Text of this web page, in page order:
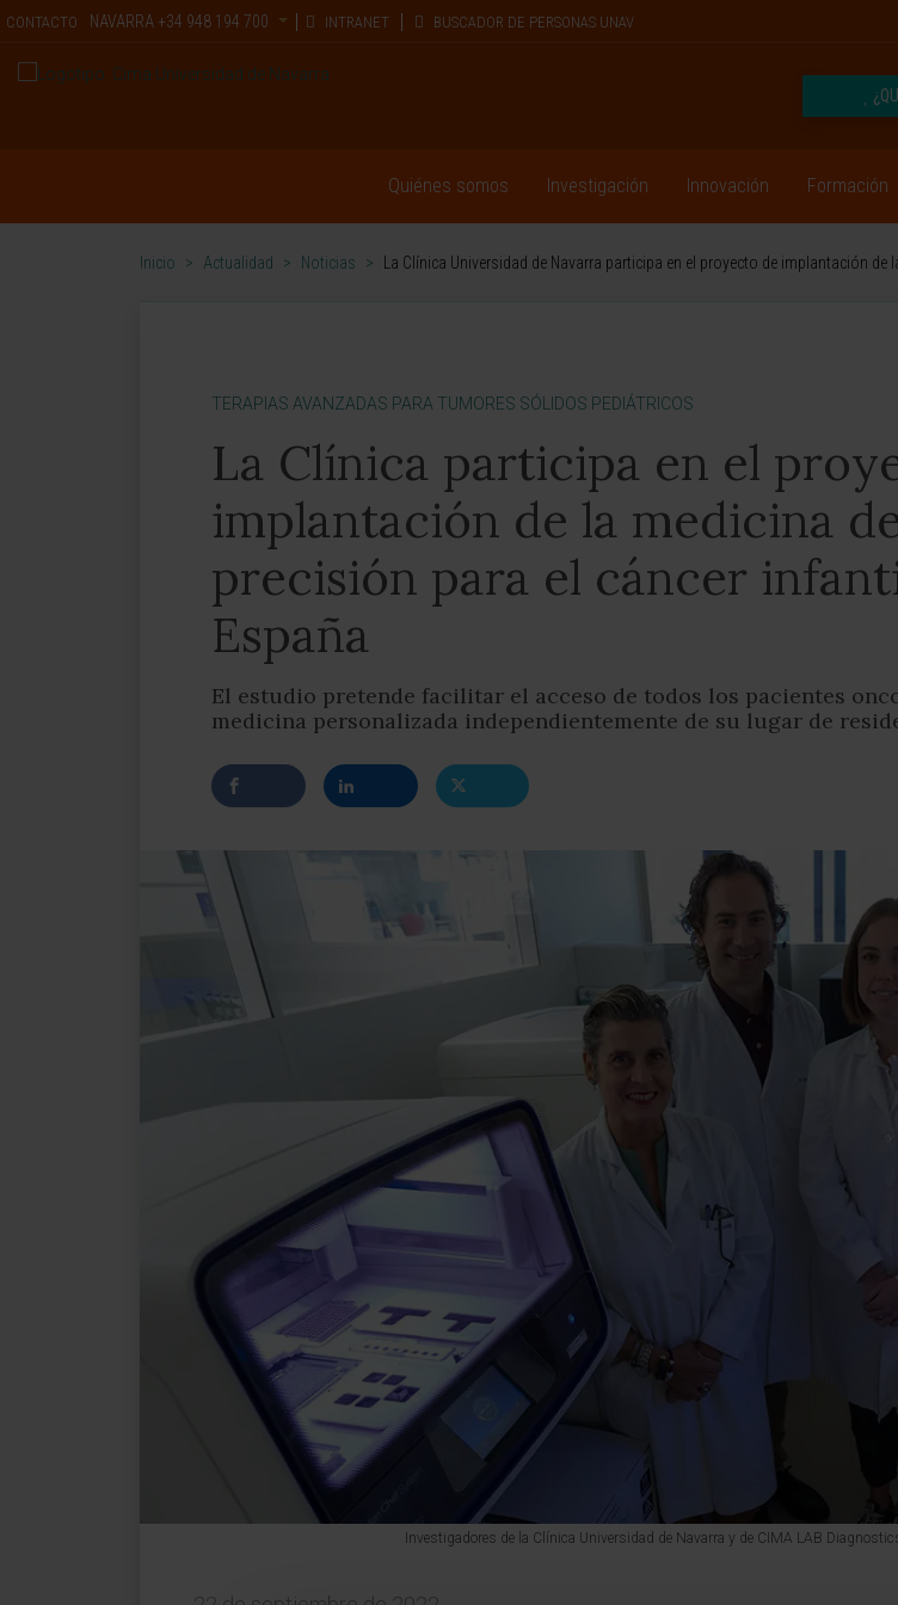
CONTACTO NAVARRA +34 948 194 700 INTRANET BUSCADOR DE PERSONAS UNAV
Quiénes somos Investigación Innovación Formación
Inicio > Actualidad > Noticias > La Clínica Universidad de Navarra participa en el proyecto de implantación
TERAPIAS AVANZADAS PARA TUMORES SÓLIDOS PEDIÁTRICOS
La Clínica participa en el
implantación de la medicina
precisión para el cáncer
España
El estudio pretende facilitar el acceso de todos los pacientes
medicina personalizada independientemente de su lugar de
Investigadores de la Clínica Universidad de Navarra y de CIMA LAB